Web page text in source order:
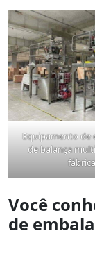
Equipamento de
de balança
fábrica
Você
de